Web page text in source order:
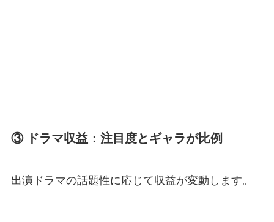
③ ドラマ収益：注目度とギャラが比例
出演ドラマの話題性に応じて収益が変動します。